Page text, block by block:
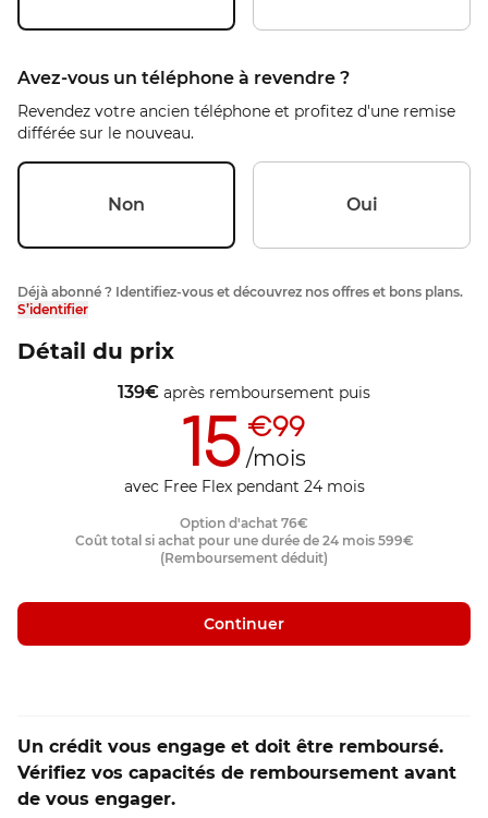
Avez-vous un téléphone à revendre ?
Revendez votre ancien téléphone et profitez d'une remise
différée sur le nouveau.
Non Oui
Déjà abonné ? Identifiez-vous et découvrez nos offres et bons plans.
S’identifier
Détail du prix
139€ après remboursement puis
15 €99
/mois
avec Free Flex pendant 24 mois
Option d'achat 76€
Coût total si achat pour une durée de 24 mois 599€
(Remboursement déduit)
Continuer
Un crédit vous engage et doit être remboursé.
Vérifiez vos capacités de remboursement avant
de vous engager.